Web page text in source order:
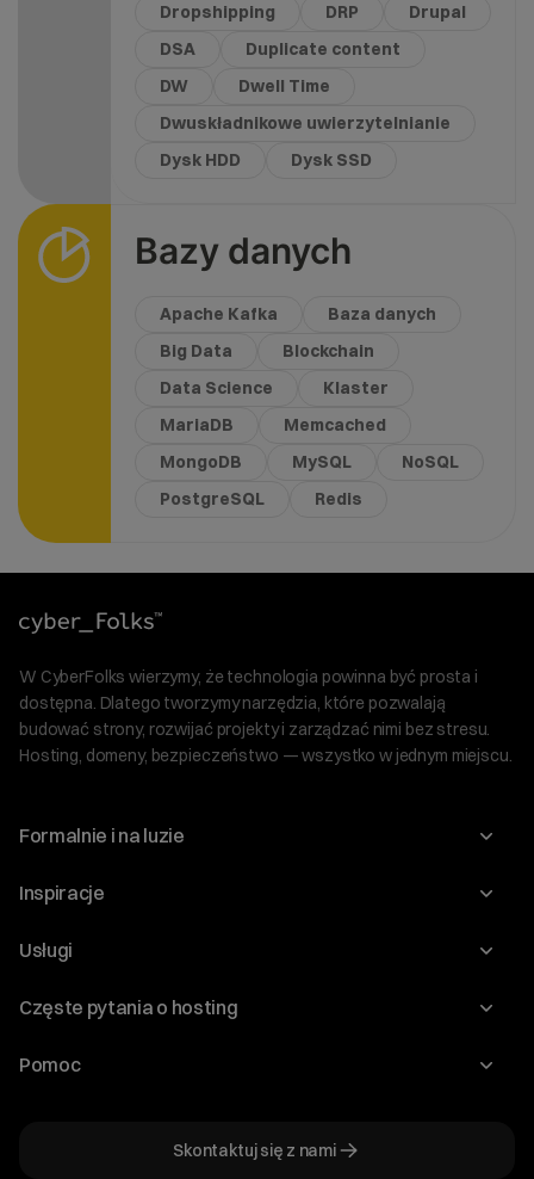
Dropshipping
DRP
Drupal
DSA
Duplicate content
DW
Dwell Time
Dwuskładnikowe uwierzytelnianie
Dysk HDD
Dysk SSD
Bazy danych
Apache Kafka
Baza danych
Big Data
Blockchain
Data Science
Klaster
MariaDB
Memcached
MongoDB
MySQL
NoSQL
PostgreSQL
Redis
W CyberFolks wierzymy, że technologia powinna być prosta i
dostępna. Dlatego tworzymy narzędzia, które pozwalają
budować strony, rozwijać projekty i zarządzać nimi bez stresu.
Hosting, domeny, bezpieczeństwo — wszystko w jednym miejscu.
Formalnie i na luzie
O nas
Program Korzyści dla Inwestorów
Regulaminy i specyfikacje
Inspiracje
Blog
WordPress
Audyt stron
Usługi
Domeny
Hosting dla WooCommerce
Częste pytania o hosting
Jak przenieść stronę?
Pomoc
Skontaktuj się z nami